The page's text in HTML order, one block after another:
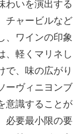
わいを演出する
チャービルなど
、ワインの印象
、軽くマリネし
で、味の広がり
ーヴィニヨンブ
意識することが
必要最小限の要